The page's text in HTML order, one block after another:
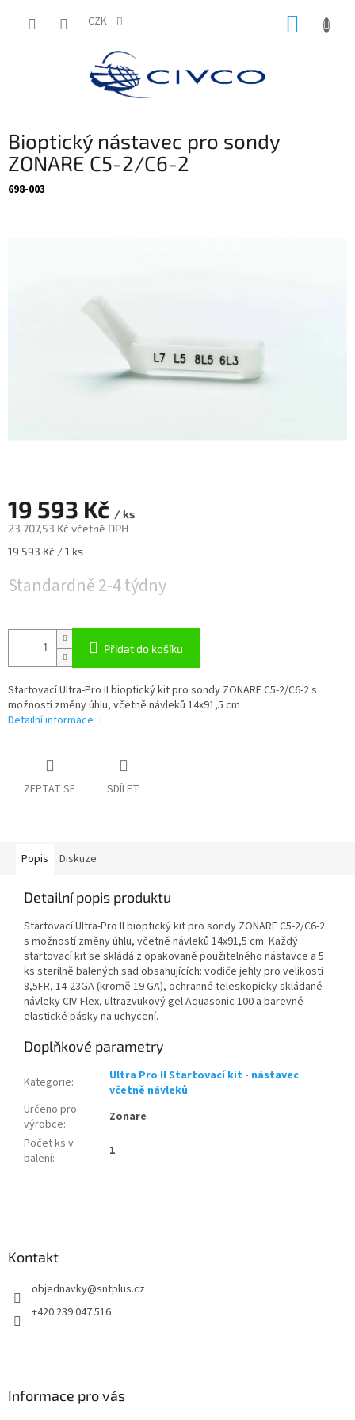
CZK
Bioptický nástavec pro sondy
ZONARE C5-2/C6-2
698-003
19 593 Kč / ks
23 707,53 Kč včetně DPH
Měrná
19 593 Kč / 1 ks
Standardně 2-4 týdny
Přidat do košíku
Startovací Ultra-Pro II bioptický kit pro sondy ZONARE C5-2/C6-2 s
možností změny úhlu, včetně návleků 14x91,5 cm
Detailní informace
ZEPTAT SE SDÍLET
Popis Diskuze
Detailní popis produktu
Startovací Ultra-Pro II bioptický kit pro sondy ZONARE C5-2/C6-2
s možností změny úhlu, včetně návleků 14x91,5 cm. Každý
startovací kit se skládá z opakovaně použitelného nástavce a 5
ks sterilně balených sad obsahujících: vodiče jehly pro velikosti
8,5FR, 14-23GA (kromě 19 GA), ochranné teleskopicky skládané
návleky CIV-Flex, ultrazvukový gel Aquasonic 100 a barevné
elastické pásky na uchycení.
Doplňkové parametry
Kategorie:
Ultra Pro II Startovací kit - nástavec
včetně návleků
Určeno pro
výrobce:
Zonare
Počet ks v
balení: 1
Kontakt
objednavky@sntplus.cz
+420 239 047 516
Informace pro vás